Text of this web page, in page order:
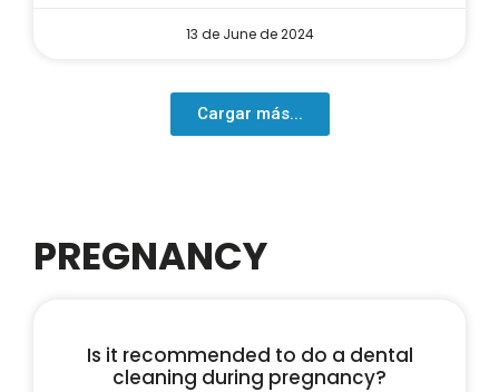
13 de June de 2024
Cargar más...
PREGNANCY
Is it recommended to do a dental
cleaning during pregnancy?